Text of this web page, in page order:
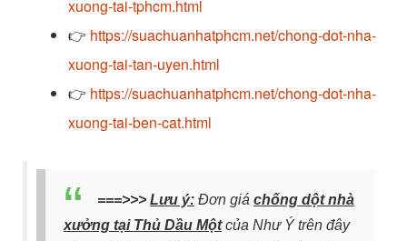
xuong-tai-tphcm.html
👉 https://suachuanhatphcm.net/chong-dot-nha-
xuong-tai-tan-uyen.html
👉 https://suachuanhatphcm.net/chong-dot-nha-
xuong-tai-ben-cat.html
===>>> Lưu ý: Đơn giá chống dột nhà
xưởng tại Thủ Dầu Mộtcủa Như Ý trên đây